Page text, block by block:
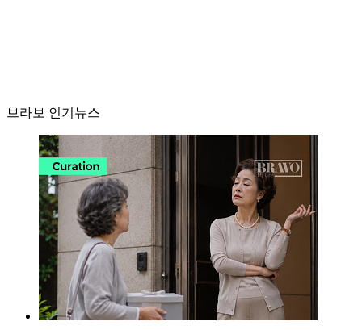
브라보 인기뉴스